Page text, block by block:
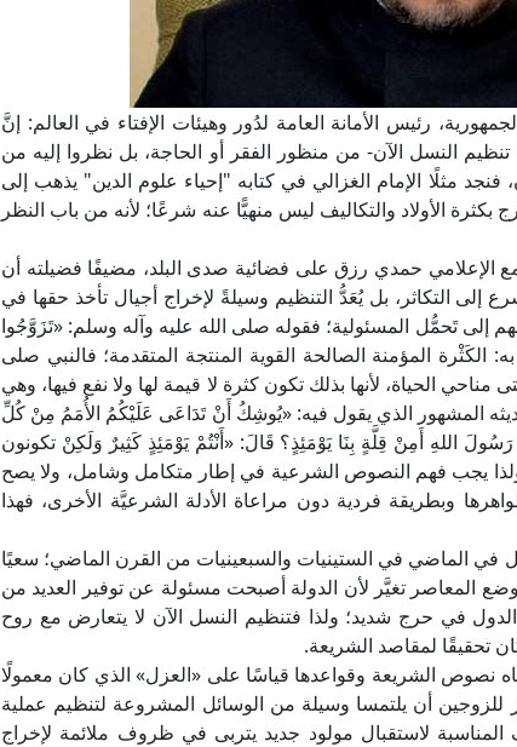
رئيس الأمانة العامة لدُور وهيئات الإفتاء في العالم: إنَّ
النسل الآن- من منظور الفقر أو الحاجة، بل نظروا إليه من
مثلًا الإمام الغزالي في كتابه "إحياء علوم الدين" يذهب إلى
الأولاد والتكاليف ليس منهيًّا عنه شرعًا؛ لأنه من باب النظر
الإعلامي حمدي رزق على فضائية صدى البلد، مضيفًا فضيلته أن
إلى التكاثر، بل يُعَدُّ التنظيم وسيلةً لإخراج أجيال تأخذ حقها في
إلى تَحمُّل المسئولية؛ فقوله صلى الله عليه وآله وسلم: «تَزَوَّجُوا
الكَثْرة المؤمنة الصالحة القوية المنتجة المتقدمة؛ فالنبي صلى
الحياة، لأنها بذلك تكون كثرة لا قيمة لها ولا نفع فيها، وهي
المشهور الذي يقول فيه: «يُوشِكُ أَنْ تَدَاعَى عَلَيْكُمُ الأُمَمُ مِنْ كُلِّ
اللهِ أَمِنْ قِلَّةٍ بِنَا يَوْمَئِذٍ؟ قَالَ: «أَنْتُمْ يَوْمَئِذٍ كَثِيرٌ وَلَكِنْ تكونون
ولذا يجب فهم النصوص الشرعية في إطار متكامل وشامل، ولا يصح
وبطريقة فردية دون مراعاة الأدلة الشرعيَّة الأخرى، فهذا
في الماضي في الستينيات والسبعينيات من القرن الماضي؛ سعيًا
المعاصر تغيَّر لأن الدولة أصبحت مسئولة عن توفير العديد من
في حرج شديد؛ ولذا فتنظيم النسل الآن لا يتعارض مع روح
تحقيقًا لمقاصد الشريعة.
نصوص الشريعة وقواعدها قياسًا على «العزل» الذي كان معمولًا
أن يلتمسا وسيلة من الوسائل المشروعة لتنظيم عملية
لاستقبال مولود جديد يتربى في ظروف ملائمة لإخراج